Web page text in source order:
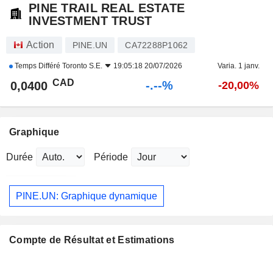
PINE TRAIL REAL ESTATE
INVESTMENT TRUST
Action PINE.UN CA72288P1062
Temps Différé Toronto S.E. 19:05:18 20/07/2026 Varia. 1 janv.
0,0400 CAD -.--% -20,00%
Graphique
Durée Période
PINE.UN: Graphique dynamique
Compte de Résultat et Estimations